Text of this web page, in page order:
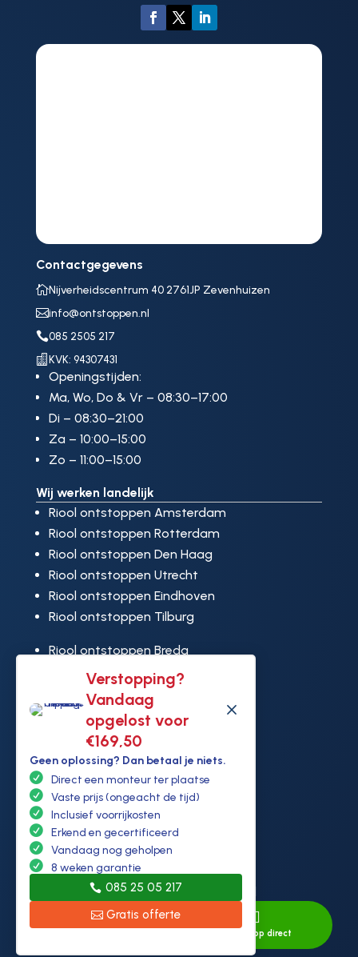
Verstopping?
Vandaag
opgelost voor
€169,50
M
Geen oplossing? Dan betaal je niets.
Direct een monteur ter plaatse
Vaste prijs (ongeacht de tijd)
Inclusief voorrijkosten
Erkend en gecertificeerd
Vandaag nog geholpen
8 weken garantie
085 25 05 217
Gratis offerte
Contactgegevens
Nijverheidscentrum 40 2761JP Zevenhuizen
info@ontstoppen.nl
085 2505 217
 KVK: 94307431
Openingstijden:
Ma, Wo, Do & Vr – 08:30–17:00
Di – 08:30–21:00
Za – 10:00–15:00
Zo – 11:00–15:00
Wij werken landelijk
Riool ontstoppen Amsterdam
Riool ontstoppen Rotterdam
Riool ontstoppen Den Haag
Riool ontstoppen Utrecht
Riool ontstoppen Eindhoven
Riool ontstoppen Tilburg
Riool ontstoppen Breda
Riool ontstoppen Leiden
Riool ontstoppen Dordrecht
Riool ontstoppen Amersfoort
Riool ontstoppen Almere
Riool ontstoppen Hilversum
Riool ontstoppen Heerhugowaard
Riool ontstoppen Lelystad
Riool ontstoppen Purmerend
Riool ontstoppen Ridderkerk
Riool ontstoppen Rijswijk
Riool ontstoppen Hoek van Holland
 
Whatsapp direct